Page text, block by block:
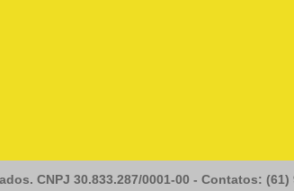
CNPJ 30.833.287/0001-00 - Contatos: (61)